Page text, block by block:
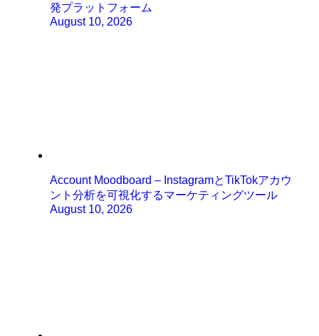
発プラットフォーム
August 10, 2026
Account Moodboard – InstagramとTikTokアカウ
ント分析を可視化するマーケティングツール
August 10, 2026